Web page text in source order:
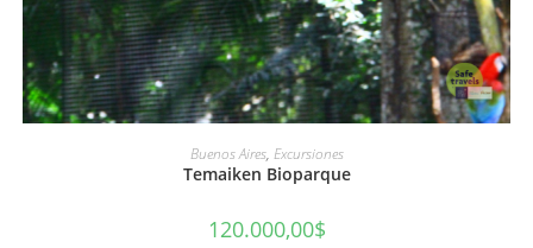
AÑADIR AL CARRITO
Buenos Aires, Excursiones
Temaiken Bioparque
120.000,00$